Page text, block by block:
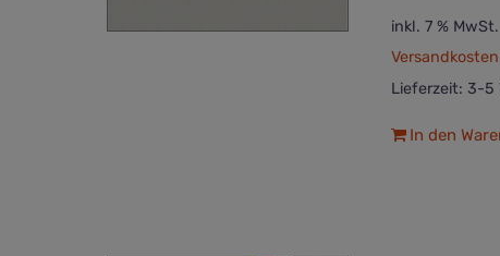
inkl. 7 % MwSt.
Versandkosten
Lieferzeit: 3-5
In den